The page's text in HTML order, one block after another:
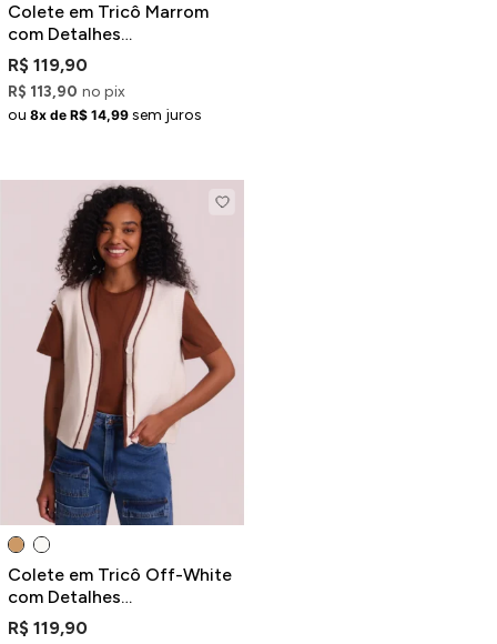
Colete em Tricô Marrom
com Detalhes
Contrastantes e Decote V
R$ 119,90
R$ 113,90 no pix
ou 8x de R$ 14,99 sem juros
Colete em Tricô Off-White
com Detalhes
Contrastantes e Decote V
R$ 119,90